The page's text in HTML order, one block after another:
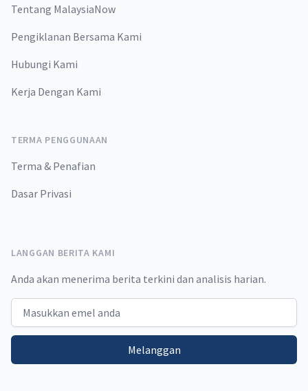
Tentang MalaysiaNow
Pengiklanan Bersama Kami
Hubungi Kami
Kerja Dengan Kami
TERMA PENGGUNAAN
Terma & Penafian
Dasar Privasi
LANGGAN BERITA KAMI
Anda akan menerima berita terkini dan analisis harian.
Email address
Melanggan